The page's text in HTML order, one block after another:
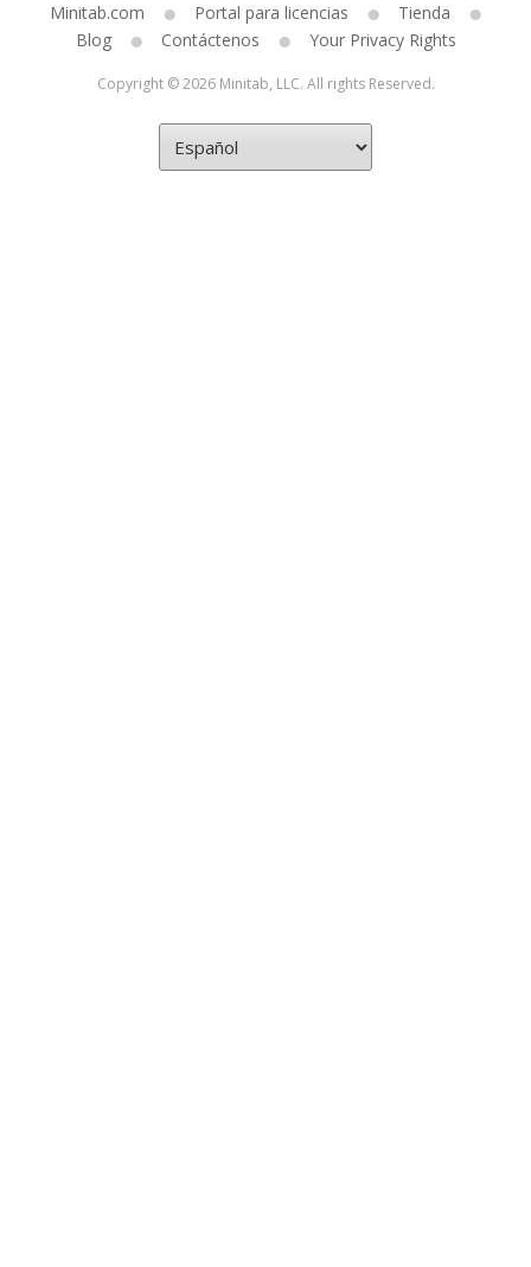
Minitab.com Portal para licencias
Tienda
Blog
Contáctenos Your Privacy Rights
Copyright © 2026 Minitab, LLC. All rights Reserved.